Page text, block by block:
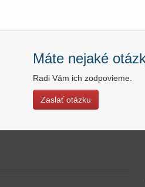
Máte nejaké
Radi Vám ich zodpovieme.
Zaslať otázku